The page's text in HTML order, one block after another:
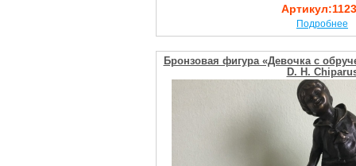
Артикул:
Подробнее
Бронзовая фигура «Девочка с
D. H.